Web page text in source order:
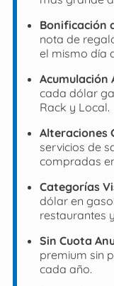
Bonificación
nota de
el mismo día
Acumulación
cada dólar
Rack y Local.
Alteraciones
servicios de
compradas
Categorías
dólar en
restaurantes
Sin Cuota
premium sin
cada año.